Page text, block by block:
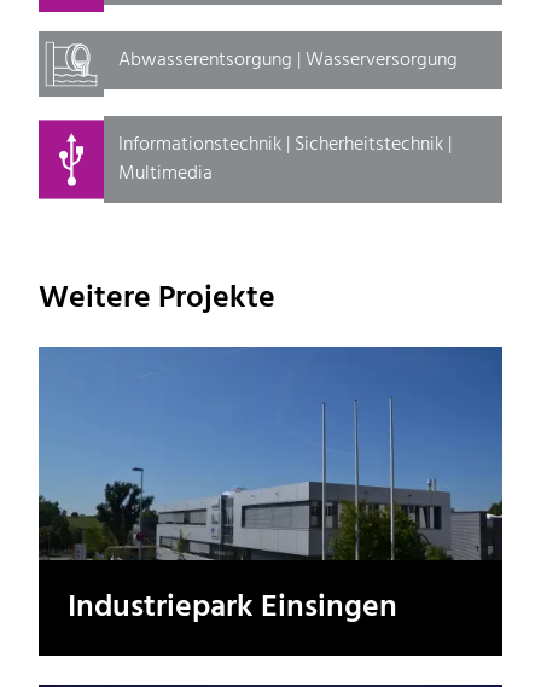
Abwasserentsorgung | Wasserversorgung
Informationstechnik | Sicherheitstechnik |
Multimedia
Weitere Projekte
Industriepark Einsingen